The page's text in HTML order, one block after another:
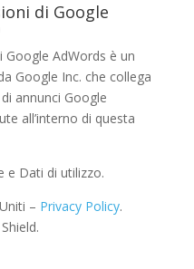
di Google
AdWords è un
Google Inc. che collega
annunci Google
all’interno di questa
e Dati di utilizzo.
– Privacy Policy.